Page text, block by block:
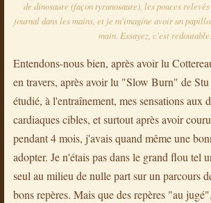
de dinosaure (façon tyranosaure), les pouces
journal dans les mains, et je m'imagine avoir un
main. Essayez, c'est
Entendons-nous bien, après avoir lu
en travers, après avoir lu "Slow Burn" de
étudié, à l'entraînement, mes sensations aux
cardiaques cibles, et surtout après avoir
pendant 4 mois, j'avais quand même une
adopter. Je n'étais pas dans le grand flou tel
seul au milieu de nulle part sur un parcours
bons repères. Mais que des repères "au